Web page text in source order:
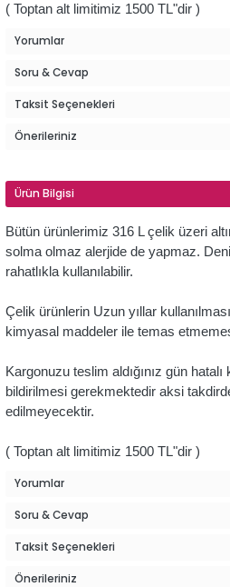
( Toptan alt limitimiz 1500 TL"dir )
Yorumlar
Soru & Cevap
Taksit Seçenekleri
Önerileriniz
Ürün Bilgisi
Bütün ürünlerimiz 316 L çelik üzeri
solma olmaz alerjide de yapmaz.
rahatlıkla kullanılabilir.
Çelik ürünlerin Uzun yıllar
kimyasal maddeler ile temas
Kargonuzu teslim aldığınız gün hatalı
bildirilmesi gerekmektedir aksi
edilmeyecektir.
( Toptan alt limitimiz 1500 TL"dir )
Yorumlar
Soru & Cevap
Taksit Seçenekleri
Önerileriniz